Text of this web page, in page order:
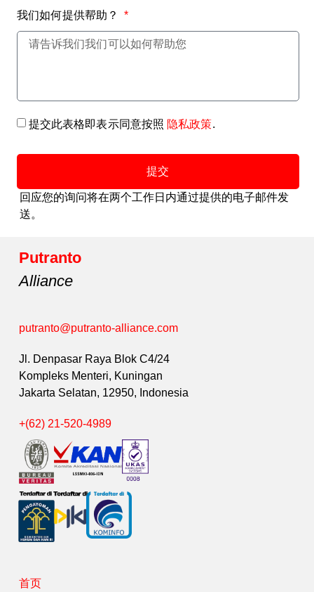
我们如何提供帮助？
提交此表格即表示同意按照 隐私政策.
提交
回应您的询问将在两个工作日内通过提供的电子邮件发
送。
Putranto
Alliance
putranto@putranto-alliance.com
Jl. Denpasar Raya Blok C4/24
Kompleks Menteri, Kuningan
Jakarta Selatan, 12950, Indonesia
+(62) 21-520-4989
首页